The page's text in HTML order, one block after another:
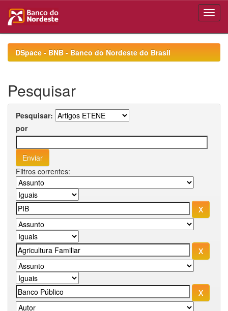
navigationDSpace - BNB - Banco do Nordeste do Brasil
Pesquisar
Pesquisar:
por
Filtros correntes: